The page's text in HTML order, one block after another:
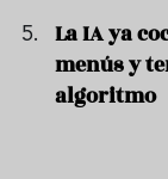
La IA ya
menús y
algoritmo